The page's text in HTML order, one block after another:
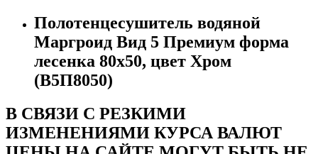
Полотенцесушитель водяной
Маргроид Вид 5 Премиум форма
лесенка 80х50, цвет Хром
(B5П8050)
В СВЯЗИ С РЕЗКИМИ
ИЗМЕНЕНИЯМИ КУРСА ВАЛЮТ